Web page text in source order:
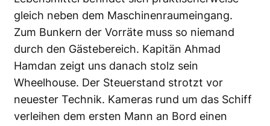
gleich neben dem Maschinenraumeingang.
Zum Bunkern der Vorräte muss so niemand
durch den Gästebereich. Kapitän Ahmad
Hamdan zeigt uns danach stolz sein
Wheelhouse. Der Steuerstand strotzt vor
neuester Technik. Kameras rund um das Schiff
verleihen dem ersten Mann an Bord einen